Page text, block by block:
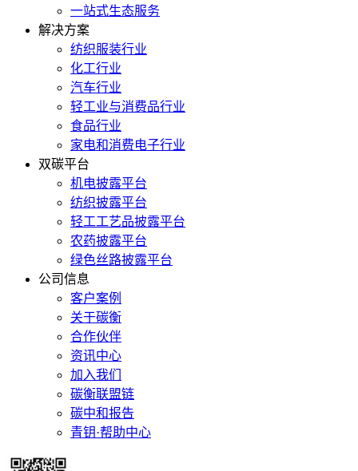
一站式生态服务
解决方案
纺织服装行业
化工行业
汽车行业
轻工业与消费品行业
食品行业
家电和消费电子行业
双碳平台
机电披露平台
纺织披露平台
轻工工艺品披露平台
农药披露平台
绿色丝路披露平台
公司信息
客户案例
关于碳衡
合作伙伴
资讯中心
加入我们
碳衡联盟链
碳中和报告
青钥·帮助中心